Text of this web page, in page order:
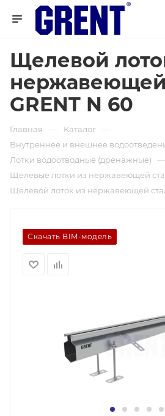
Щелевой
нержавеющей
GRENT N 60
Главная — Каталог —
Внутреннее и внешнее
Лотки водоотводные (дренажные)
Щелевые лотки из нержавеющей
Щелевой лоток из нержавеющей
Скачать BIM-модель